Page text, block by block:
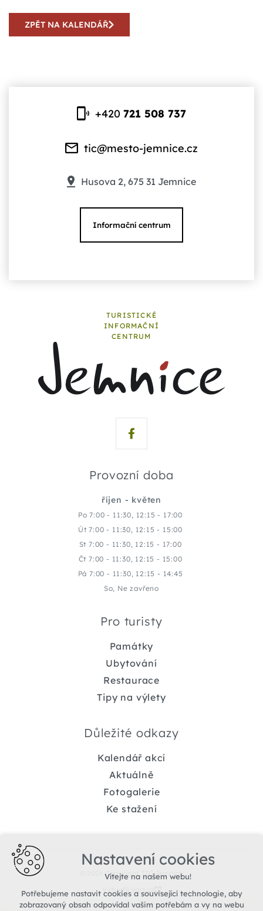
ZPĚT NA KALENDÁŘ
+420721 508 737
tic@mesto-jemnice.cz
Husova 2, 675 31 Jemnice
Informační centrum
TURISTICKÉ
INFORMAČNÍ
CENTRUM
Provozní doba
říjen - květen
Po 7:00 - 11:30, 12:15 - 17:00
Út 7:00 - 11:30, 12:15 - 15:00
St 7:00 - 11:30, 12:15 - 17:00
Čt 7:00 - 11:30, 12:15 - 15:00
Pá 7:00 - 11:30, 12:15 - 14:45
So, Ne zavřeno
Pro turisty
Památky
Ubytování
Restaurace
Tipy na výlety
Důležité odkazy
Kalendář akcí
Aktuálně
Fotogalerie
Ke stažení
© 2026 Copyright TIC Jemnice
Vytvořil xart.cz
Nastavení cookies
Vítejte na našem webu!
Potřebujeme nastavit cookies a související technologie, aby
zobrazovaný obsah odpovídal vašim potřebám a vy na webu